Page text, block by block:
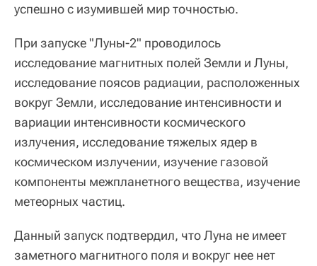
успешно с изумившей мир точностью.
При запуске "Луны-2" проводилось
исследование магнитных полей Земли и Луны,
исследование поясов радиации, расположенных
вокруг Земли, исследование интенсивности и
вариации интенсивности космического
излучения, исследование тяжелых ядер в
космическом излучении, изучение газовой
компоненты межпланетного вещества, изучение
метеорных частиц.
Данный запуск подтвердил, что Луна не имеет
заметного магнитного поля и вокруг нее нет